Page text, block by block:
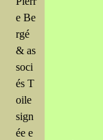
e Be
rgé
& as
soci
és T
oile
sign
ée e